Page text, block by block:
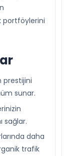
portföylerini
prestijini
sunar.
sağlar.
daha
trafik